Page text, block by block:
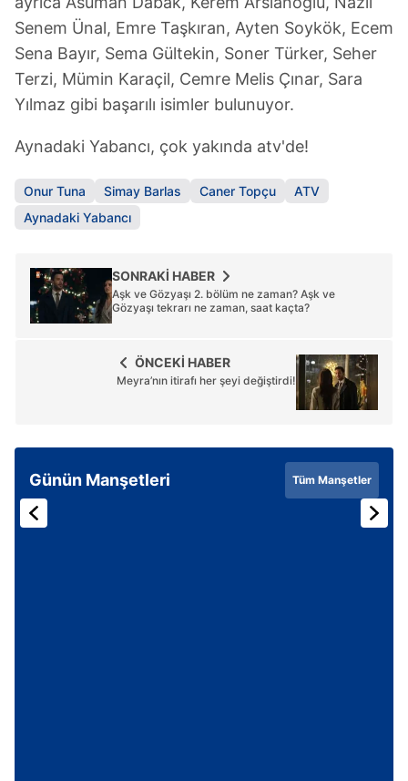
6698 sayılı Kişisel Verilerin Korunması Kanunu uyarınca
hazırlanmış Aydınlatma Metnimizi okumak ve sitemizde
ilgili mevzuata uygun olarak kullanılan çerezlerle ilgili bilgi
almak için lütfentıklayınız.
Senem Ünal, Emre Taşkıran, Ayten Soykök, Ecem
Sena Bayır, Sema Gültekin, Soner Türker, Seher
Terzi, Mümin Karaçil, Cemre Melis Çınar, Sara
Yılmaz gibi başarılı isimler bulunuyor.
Aynadaki Yabancı, çok yakında atv'de!
Onur Tuna Simay Barlas Caner Topçu
ATV
Aynadaki Yabancı
SONRAKİ HABER
Aşk ve Gözyaşı 2. bölüm ne zaman? Aşk ve
Gözyaşı tekrarı ne zaman, saat kaçta?
ÖNCEKİ HABER
Meyra’nın itirafı her şeyi değiştirdi!
Günün Manşetleri Tüm Manşetler